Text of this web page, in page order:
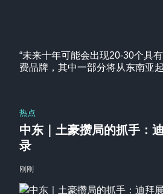
“未来十年可能会出现20-30个具
费品牌，其中一部分将从东南亚
热点
中东｜土豪攒局的抓手：
录
刚刚